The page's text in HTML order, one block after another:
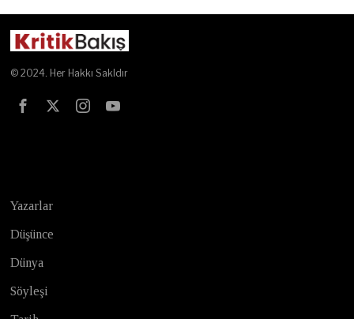
© 2024. Her Hakkı Sakldır
Yazarlar
Düşünce
Dünya
Söyleşi